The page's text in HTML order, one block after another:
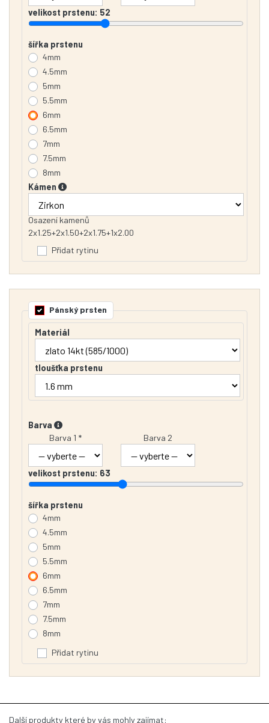
velikost prstenu: 52
šířka prstenu
4mm
4.5mm
5mm
5.5mm
6mm
6.5mm
7mm
7.5mm
8mm
Kámen
Osazení kamenů
2x1.25+2x1.50+2x1.75+1x2.00
Přidat rytinu
Pánský prsten
Materiál
tloušťka prstenu
Barva
Barva 1 *
Barva 2
velikost prstenu: 63
šířka prstenu
4mm
4.5mm
5mm
5.5mm
6mm
6.5mm
7mm
7.5mm
8mm
Přidat rytinu
Další produkty které by vás mohly zajímat: